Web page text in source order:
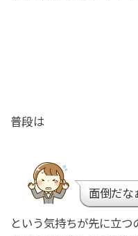
普段は
面倒だな
という気持ちが先に立つ